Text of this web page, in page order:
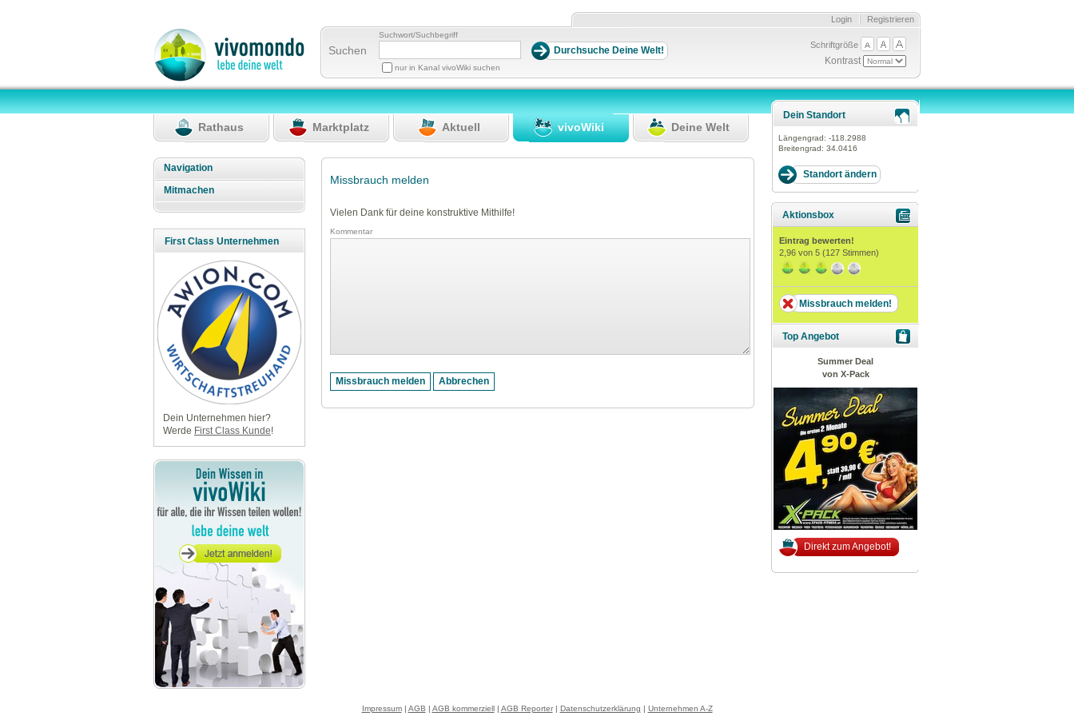
Registrieren
Login
Suchen
Suchwort/Suchbegriff
nur in Kanal vivoWiki suchen
Schriftgröße
Kontrast
Rathaus Marktplatz Aktuell vivoWiki Deine Welt
Navigation
Mitmachen
First Class Unternehmen
Dein Unternehmen hier?
Werde First Class Kunde!
Missbrauch melden
Vielen Dank für deine konstruktive Mithilfe!
Kommentar
Dein Standort
Längengrad: -118.2988
Breitengrad: 34.0416
Aktionsbox
Eintrag bewerten!
2,96 von 5 (127 Stimmen)
Missbrauch melden!
Top Angebot
Summer Deal
von X-Pack
Direkt zum Angebot!
Impressum| AGB | AGB kommerziell| AGB Reporter| Datenschutzerklärung | Unternehmen A-Z